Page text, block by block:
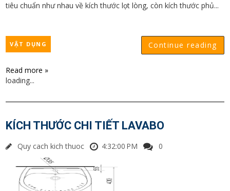
tiêu chuẩn như nhau về kích thước lọt lòng, còn kích thước phủ...
Continue reading
VẬT DỤNG
Read more »
loading...
KÍCH THƯỚC CHI TIẾT LAVABO
Quy cach kich thuoc 4:32:00 PM 0